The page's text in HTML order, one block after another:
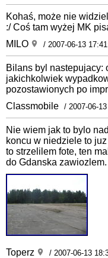
Kohaś, może nie
:/ Coś tam wyżej MK
MILO
/ 2007-06-13
Bilans byl nastepujacy:
jakichkolwiek
pozostawionych po
Classmobile / 2007-06-
Nie wiem jak to bylo
koncu w niedziele to
to strzelilem fote, ten
do Gdanska
Toperz / 2007-06-13